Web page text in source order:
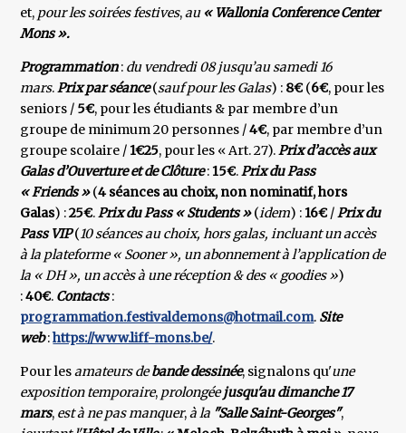
et, pour les soirées festives,au « Wallonia Conference Center
Mons ».
Programmation: du vendredi 08 jusqu’au samedi 16
mars.Prix par séance(sauf pour les Galas) : 8€ (6€, pour les
seniors / 5€, pour les étudiants & par membre d’un
groupe de minimum 20 personnes /4€, par membre d’un
groupe scolaire /1€25, pour les « Art. 27).Prix d’accès aux
Galas d’Ouverture et de Clôture:15€.Prix du Pass
« Friends »(4 séances au choix, non nominatif, hors
Galas) :25€.Prix du Pass « Students »(idem) :16€ /Prix du
Pass VIP(10 séances au choix, hors galas, incluant un accès
à la plateforme « Sooner », un abonnement à l’application de
la « DH », un accès à une réception & des « goodies »)
:40€. Contacts:
programmation.festivaldemons@hotmail.com. Site
web:https://www.liff-mons.be/.
Pour lesamateurs debande dessinée, signalons qu'une
exposition temporaire, prolongéejusqu'au dimanche 17
mars, est à ne pas manquer,à la "Salle Saint-Georges",